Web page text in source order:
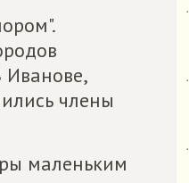
Иванове,
члены
маленьким
˙
˙
˙